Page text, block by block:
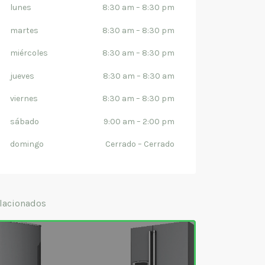
lunes 8:30 am – 8:30 pm
martes 8:30 am – 8:30 pm
miércoles 8:30 am – 8:30 pm
jueves 8:30 am – 8:30 am
viernes 8:30 am – 8:30 pm
sábado 9:00 am – 2:00 pm
domingo Cerrado – Cerrado